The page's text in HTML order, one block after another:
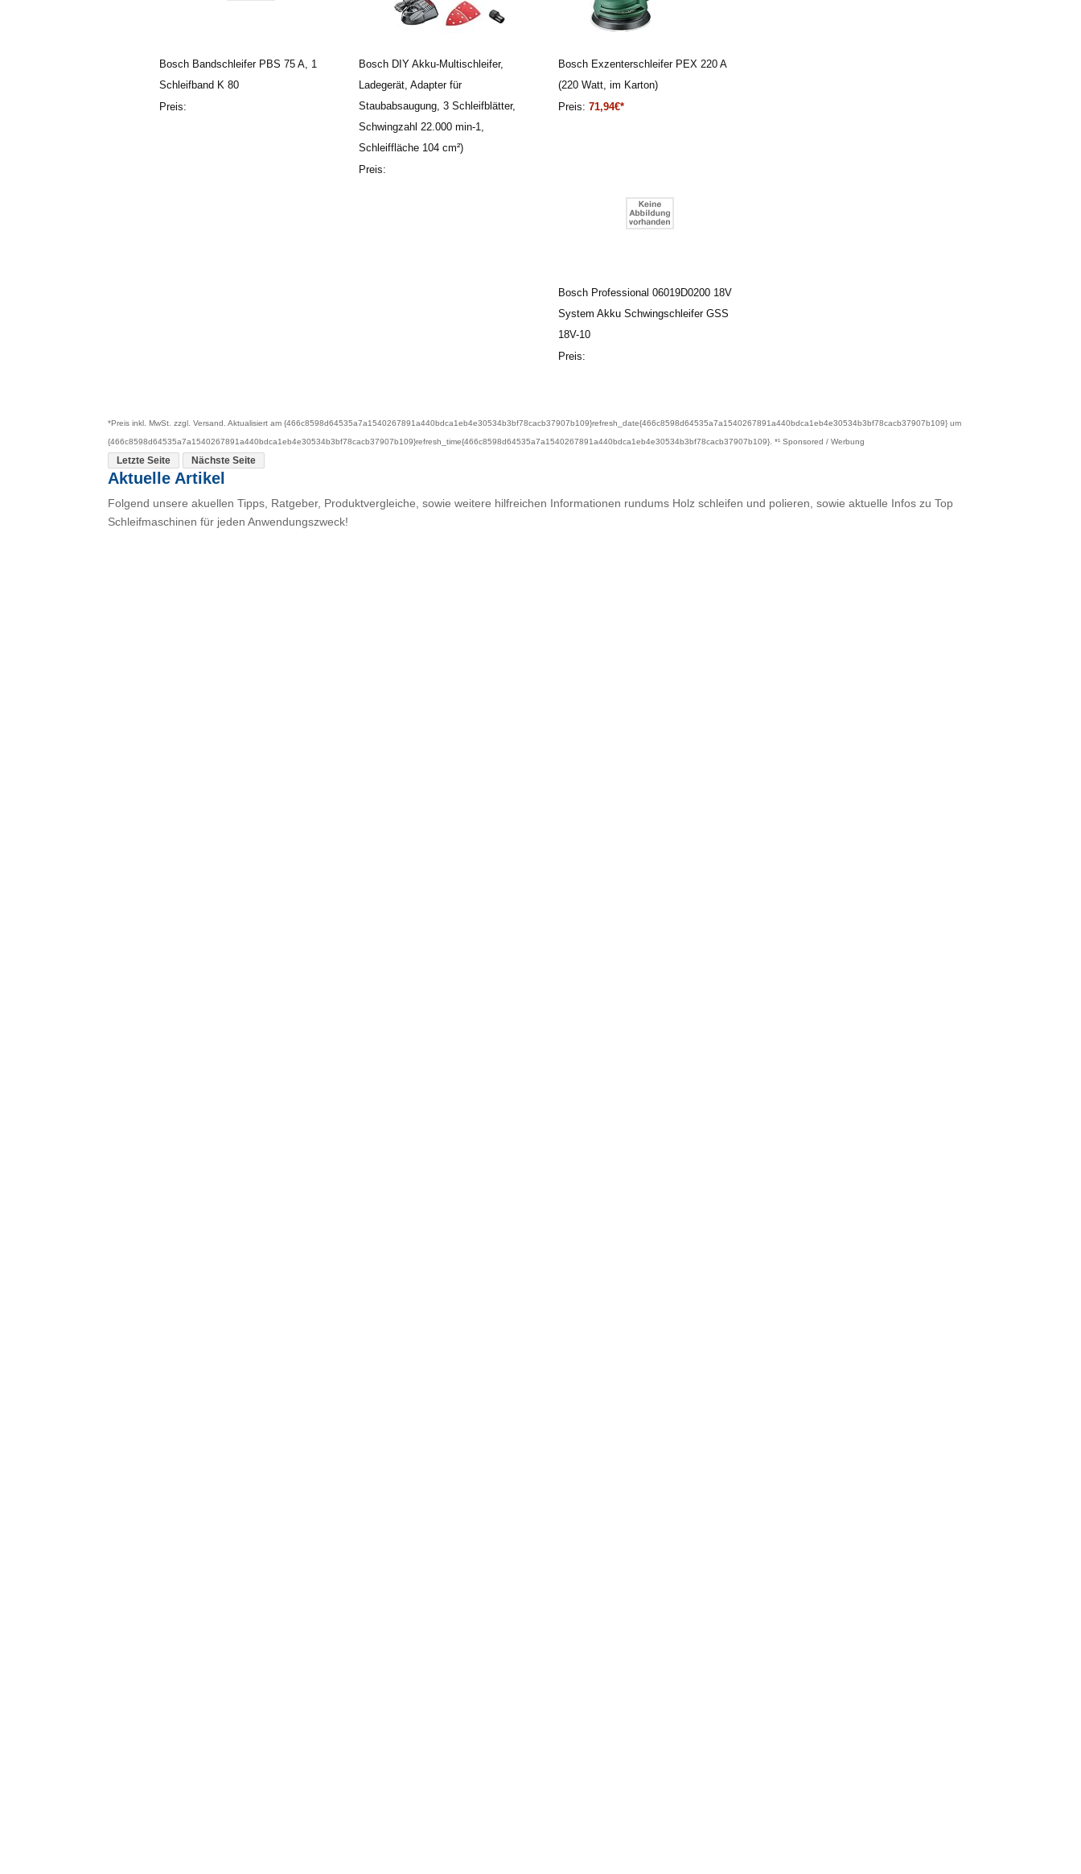
Bosch Bandschleifer PBS 75 A, 1
Schleifband K 80
Preis:
Bosch DIY Akku-Multischleifer,
Ladegerät, Adapter für
Staubabsaugung, 3 Schleifblätter,
Schwingzahl 22.000 min-1,
Schleiffläche 104 cm²)
Preis:
Bosch Exzenterschleifer PEX 220 A
(220 Watt, im Karton)
Preis:71,94€*
Bosch Professional 06019D0200 18V
System Akku Schwingschleifer GSS
18V-10
Preis:
*Preis inkl. MwSt. zzgl. Versand. Aktualisiert am {466c8598d64535a7a1540267891a440bdca1eb4e30534b3bf78cacb37907b109}refresh_date{466c8598d64535a7a1540267891a440bdca1eb4e30534b3bf78cacb37907b109} um
{466c8598d64535a7a1540267891a440bdca1eb4e30534b3bf78cacb37907b109}refresh_time{466c8598d64535a7a1540267891a440bdca1eb4e30534b3bf78cacb37907b109}. *¹ Sponsored / Werbung
Letzte Seite Nächste Seite
Aktuelle Artikel
Folgend unsere akuellen Tipps, Ratgeber, Produktvergleiche, sowie weitere hilfreichen Informationen rundums Holz schleifen und polieren, sowie aktuelle Infos zu Top
Schleifmaschinen für jeden Anwendungszweck!